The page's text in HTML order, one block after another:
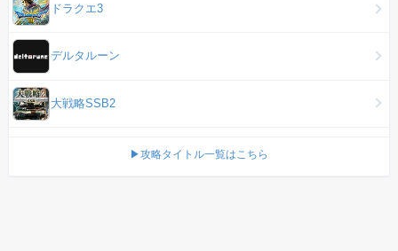
ドラクエ3
デルタルーン
大戦略SSB2
▶攻略タイトル一覧はこちら